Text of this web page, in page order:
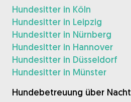
Hundesitter in Köln
Hundesitter in Leipzig
Hundesitter in Nürnberg
Hundesitter in Hannover
Hundesitter in Düsseldorf
Hundesitter in Münster
Hundebetreuung über Nacht